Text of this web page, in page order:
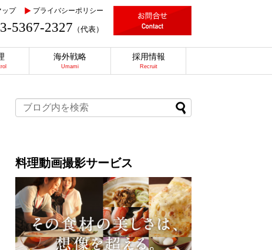
ップ プライバシーポリシー
5367-2327 （代表）
海外戦略
Umami
採用情報
Recruit
料理動画撮影サービス